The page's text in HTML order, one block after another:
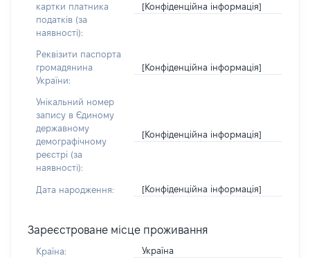
картки платника
податків (за
наявності):
[Конфіденційна інформація]
Реквізити паспорта
громадянина
України:
[Конфіденційна інформація]
Унікальний номер
запису в Єдиному
державному
демографічному
реєстрі (за
наявності):
[Конфіденційна інформація]
Дата народження: [Конфіденційна інформація]
Зареєстроване місце проживання
Країна: Україна